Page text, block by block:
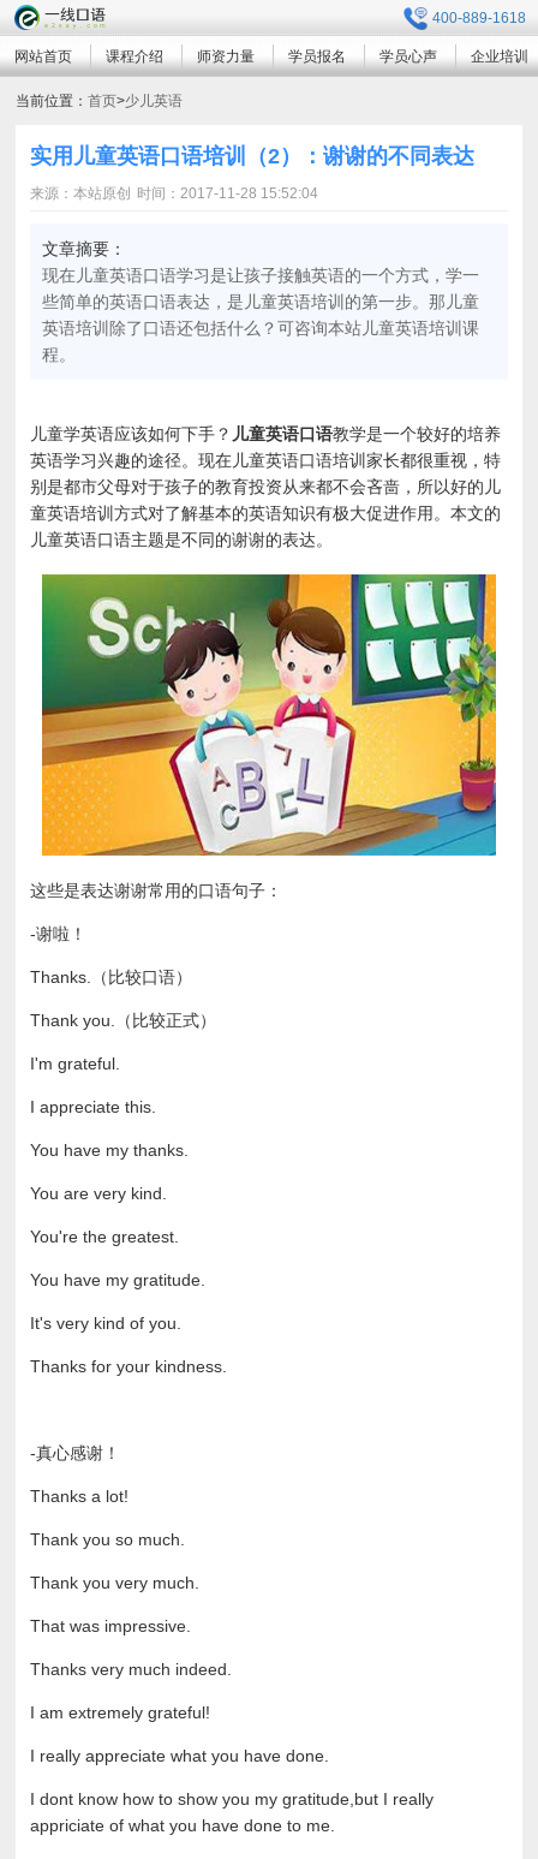
400-889-1618
网站首页 课程介绍 师资力量 学员报名 学员心声 企业培训
当前位置：首页>少儿英语
实用儿童英语口语培训（2）：谢谢的不同表达
来源：本站原创 时间：2017-11-28 15:52:04
文章摘要：
现在儿童英语口语学习是让孩子接触英语的一个方式，学一
些简单的英语口语表达，是儿童英语培训的第一步。那儿童
英语培训除了口语还包括什么？可咨询本站儿童英语培训课
程。
儿童学英语应该如何下手？ 儿童英语口语教学是一个较好的培养
英语学习兴趣的途径。现在儿童英语口语培训家长都很重视，特
别是都市父母对于孩子的教育投资从来都不会吝啬，所以好的儿
童英语培训方式对了解基本的英语知识有极大促进作用。本文的
儿童英语口语主题是不同的谢谢的表达。
这些是表达谢谢常用的口语句子：
-谢啦！
Thanks.（比较口语）
Thank you.（比较正式）
I'm grateful.
I appreciate this.
You have my thanks.
You are very kind.
You're the greatest.
You have my gratitude.
It's very kind of you.
Thanks for your kindness.
-真心感谢！
Thanks a lot!
Thank you so much.
Thank you very much.
That was impressive.
Thanks very much indeed.
I am extremely grateful!
I really appreciate what you have done.
I dont know how to show you my gratitude,but I really
appriciate of what you have done to me.